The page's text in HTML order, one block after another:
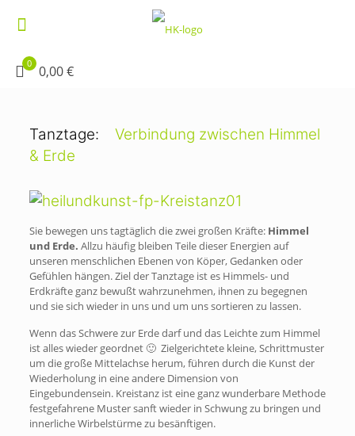
0 0,00 €
Tanztage:
Verbindung zwischen Himmel
& Erde
Sie bewegen uns tagtäglich die zwei großen Kräfte: Himmel
und Erde. Allzu häufig bleiben Teile dieser Energien auf
unseren menschlichen Ebenen von Köper, Gedanken oder
Gefühlen hängen. Ziel der Tanztage ist es Himmels- und
Erdkräfte ganz bewußt wahrzunehmen, ihnen zu begegnen
und sie sich wieder in uns und um uns sortieren zu lassen.
Wenn das Schwere zur Erde darf und das Leichte zum Himmel
ist alles wieder geordnet 🙂 Zielgerichtete kleine, Schrittmuster
um die große Mittelachse herum, führen durch die Kunst der
Wiederholung in eine andere Dimension von
Eingebundensein. Kreistanz ist eine ganz wunderbare Methode
festgefahrene Muster sanft wieder in Schwung zu bringen und
innerliche Wirbelstürme zu besänftigen.